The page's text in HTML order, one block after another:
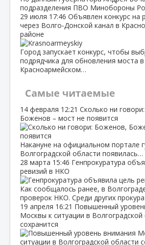
подразделения ПВО Минобороны
29 июля 17:46 Объявлен конкурс на
через Волго‑Донской канал в
районе
Город запускает конкурс, чтобы
подрядчика для обновления моста в
Красноармейском…
Самые читаемые
14 февраля 12:21 Сколько ни
Боженов – мост не появится
Накануне на официальном портале
Волгоградской области появилась…
28 марта 15:46 Генпрокуратура
ревизий в НКО
Как сообщалось ранее, в
проверок НКО. Среди других
19 апреля 16:21 Повышенный
Москвы к ситуации в Волгоградской
сохранится